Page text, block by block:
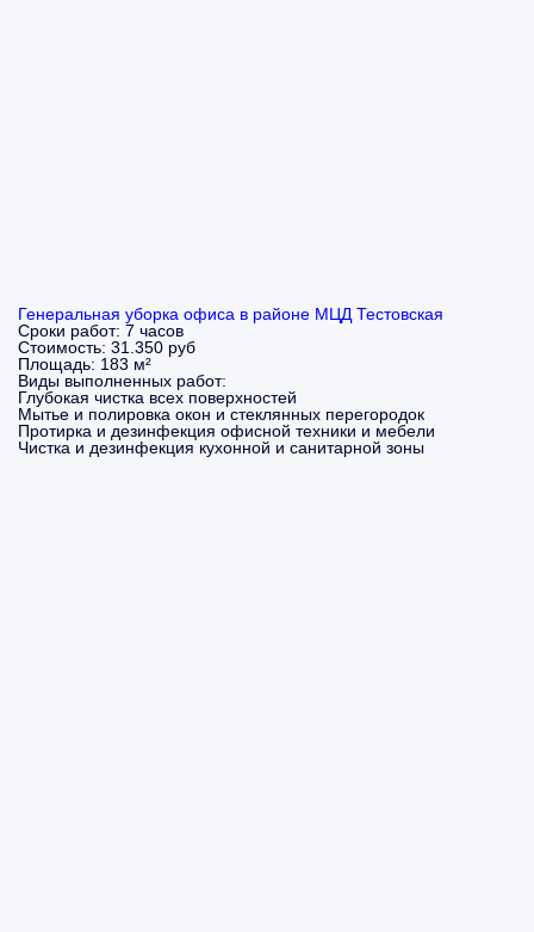
Генеральная уборка офиса в районе МЦД Тестовская
Сроки работ: 7 часов
Стоимость: 31.350 руб
Площадь: 183 м²
Виды выполненных работ:
Глубокая чистка всех поверхностей
Мытье и полировка окон и стеклянных перегородок
Протирка и дезинфекция офисной техники и мебели
Чистка и дезинфекция кухонной и санитарной зоны